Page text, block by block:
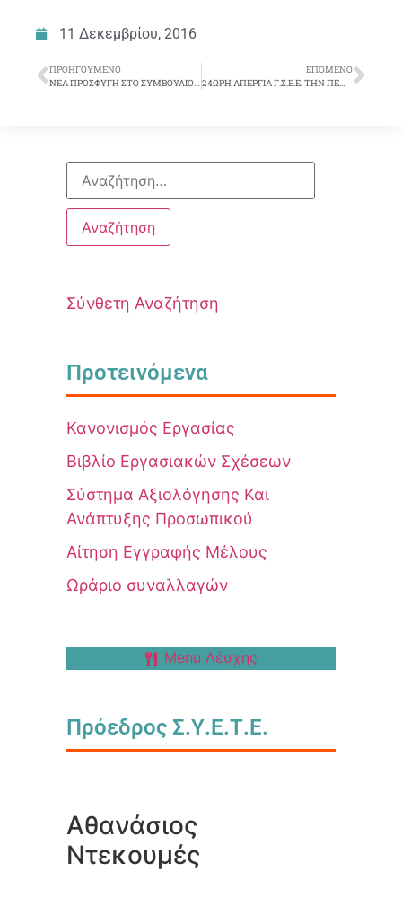
11 Δεκεμβρίου, 2016
ΠΡΟΗΓΟΎΜΕΝΟ
ΝΕΑ ΠΡΟΣΦΥΓΗ ΣΤΟ ΣΥΜΒΟΥΛΙΟ ΤΗΣ ΕΠΙΚΡΑΤΕΙΑΣ ΓΙΑ ΤΗΝ ΥΠΕΡΑΣΠΙΣΗ ΤΩΝ ΑΣΦΑΛΙΣΜΕΝΩΝ ΤΟΥ ΕΤΑΤ
ΕΠΌΜΕΝΟ
24ΩΡΗ ΑΠΕΡΓΙΑ Γ.Σ.Ε.Ε. ΤΗΝ ΠΕΜΠΤΗ 8 ΔΕΚΕΜΒΡΗ
Σύνθετη Αναζήτηση
Προτεινόμενα
Κανονισμός Εργασίας
Βιβλίο Εργασιακών Σχέσεων
Σύστημα Αξιολόγησης Και
Ανάπτυξης Προσωπικού
Αίτηση Εγγραφής Μέλους
Ωράριο συναλλαγών
Menu Λέσχης
Πρόεδρος Σ.Υ.Ε.Τ.Ε.
Αθανάσιος
Ντεκουμές